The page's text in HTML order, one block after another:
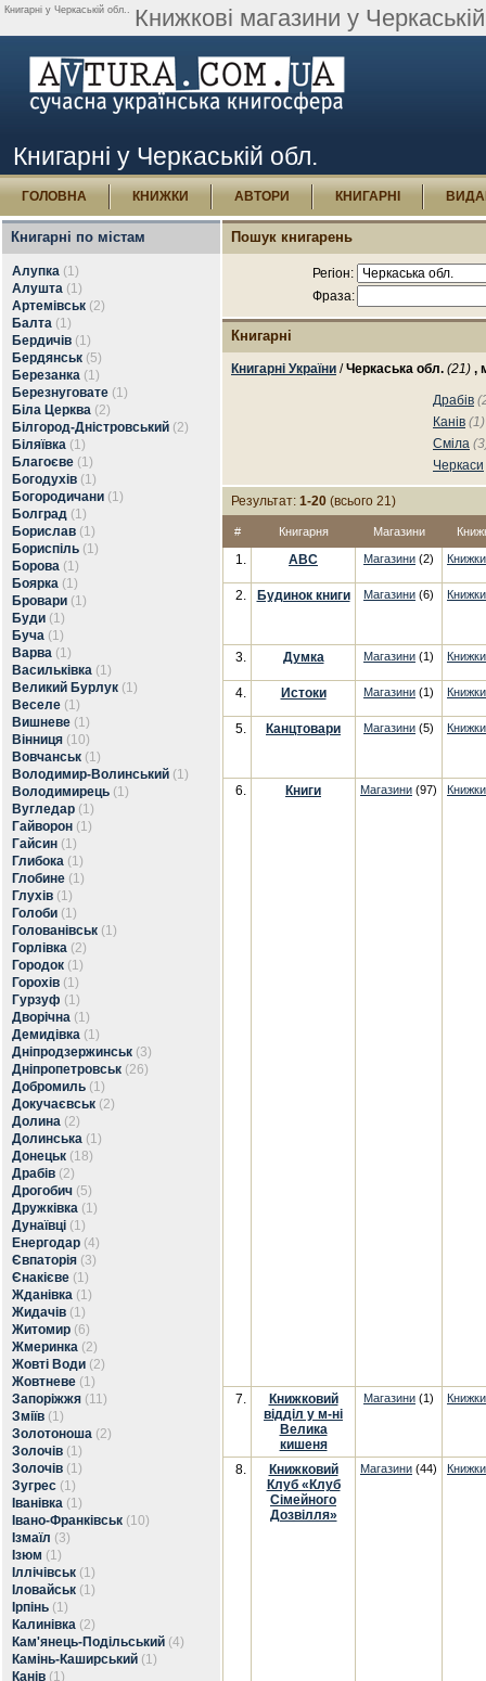
Книгарні у Черкаській обл.. Книжкові магазини у
Книгарні у Черкаській обл.
ГОЛОВНА КНИЖКИ АВТОРИ КНИГАРНІ
Книгарні по містам
Алупка (1)
Алушта (1)
Артемівськ (2)
Балта (1)
Бердичів (1)
Бердянськ (5)
Березанка (1)
Березнуговате (1)
Біла Церква (2)
Білгород-Дністровський (2)
Біляївка (1)
Благоєве (1)
Богодухів (1)
Богородичани (1)
Болград (1)
Борислав (1)
Бориспіль (1)
Борова (1)
Боярка (1)
Бровари (1)
Буди (1)
Буча (1)
Варва (1)
Васильківка (1)
Великий Бурлук (1)
Веселе (1)
Вишневе (1)
Вінниця (10)
Вовчанськ (1)
Володимир-Волинський (1)
Володимирець (1)
Вугледар (1)
Гайворон (1)
Гайсин (1)
Глибока (1)
Глобине (1)
Глухів (1)
Голоби (1)
Голованівськ (1)
Горлівка (2)
Городок (1)
Горохів (1)
Гурзуф (1)
Дворічна (1)
Демидівка (1)
Дніпродзержинськ (3)
Дніпропетровськ (26)
Добромиль (1)
Докучаєвськ (2)
Долина (2)
Долинська (1)
Донецьк (18)
Драбів (2)
Дрогобич (5)
Дружківка (1)
Дунаївці (1)
Енергодар (4)
Євпаторія (3)
Єнакієве (1)
Жданівка (1)
Жидачів (1)
Житомир (6)
Жмеринка (2)
Жовті Води (2)
Жовтневе (1)
Запоріжжя (11)
Зміїв (1)
Золотоноша (2)
Золочів (1)
Золочів (1)
Зугрес (1)
Іванівка (1)
Івано-Франківськ (10)
Ізмаїл (3)
Ізюм (1)
Іллічівськ (1)
Іловайськ (1)
Ірпінь (1)
Калинівка (2)
Кам'янець-Подільський (4)
Камінь-Каширський (1)
Канів (1)
Пошук книгарень
Регіон:
Фраза:
Книгарні
Книгарні України /Черкаська обл. (21) ,
Драбів
Канів (1)
Сміла
Черкаси
Результат: 1-20 (всього 21)
# Книгарня Магазини
1. АВС Магазини (2) Книжки
2. Будинок книги Магазини (6) Книжки
3. Думка Магазини (1) Книжки
4. Истоки Магазини (1) Книжки
5. Канцтовари Магазини (5) Книжки
6. Книги Магазини (97) Книжки
7.
Книжковий
відділ у м-ні
Велика
кишеня
Магазини (1) Книжки
8.
Книжковий
Клуб «Клуб
Сімейного
Дозвілля»
Магазини (44) Книжки